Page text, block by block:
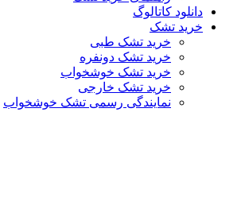
دانلود کاتالوگ
خرید تشک
خرید تشک طبی
خرید تشک دونفره
خرید تشک خوشخواب
خرید تشک خارجی
نمایندگی رسمی تشک خوشخواب